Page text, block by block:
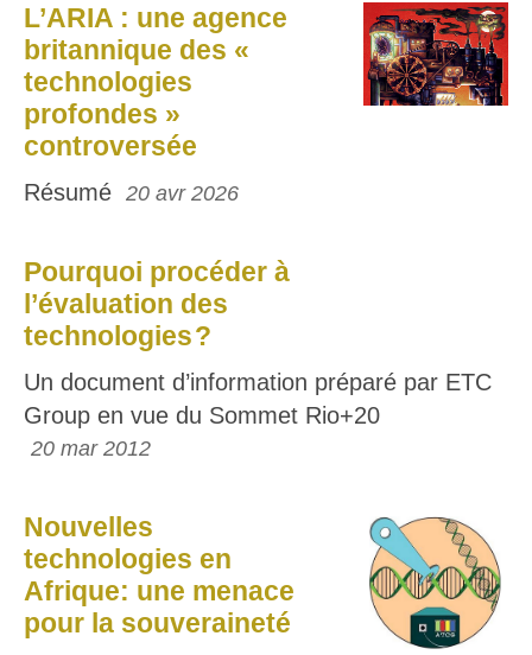
L’ARIA : une agence
britannique des «
technologies
profondes »
controversée
Résumé 20 avr 2026
Pourquoi procéder à
l’évaluation des
technologies ?
Un document d’information préparé par ETC
Group en vue du Sommet Rio+20
20 mar 2012
Nouvelles
technologies en
Afrique: une menace
pour la souveraineté